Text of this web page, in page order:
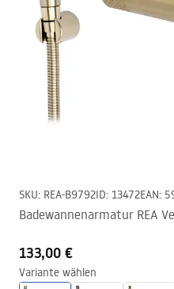
SKU: REA-B9792ID: 13472EAN:
Badewannenarmatur REA
133,00 €
Variante wählen